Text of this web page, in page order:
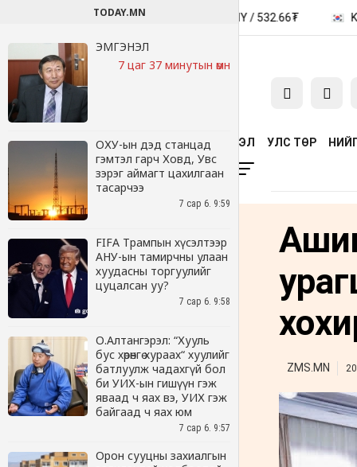
TODAY.MN
ЭМГЭНЭЛ
7 цаг 37 минутын өмнө
ОХУ-ын дэд станцад
гэмтэл гарч Ховд, Увс
зэрэг аймагт цахилгаан
тасарчээ
7 сар 6. 9:59
FIFA Трампын хүсэлтээр
АНУ-ын тамирчны улаан
хуудасны торгуулийг
цуцалсан уу?
7 сар 6. 9:58
О.Алтангэрэл: “Хууль
бус хөрөнгө хураах“ хуулийг
батлуулж чадахгүй бол
би УИХ-ын гишүүн гэж
яваад ч яах вэ, УИХ гэж
байгаад ч яах юм
7 сар 6. 9:57
Орон сууцны захиалгын